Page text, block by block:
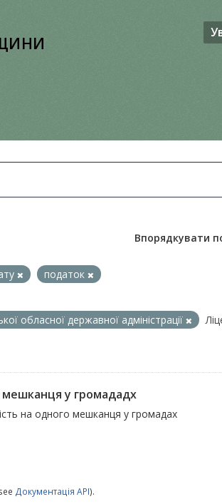
Впорядкувати
податок
обласної державної адміністрації
мешканця у громададх
на одного мешканця у громадах
Документація API).